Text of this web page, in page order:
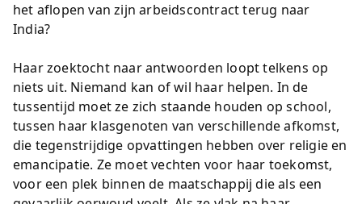
het aflopen van zijn arbeidscontract terug naar
India?
Haar zoektocht naar antwoorden loopt telkens op
niets uit. Niemand kan of wil haar helpen. In de
tussentijd moet ze zich staande houden op school,
tussen haar klasgenoten van verschillende afkomst,
die tegenstrijdige opvattingen hebben over religie en
emancipatie. Ze moet vechten voor haar toekomst,
voor een plek binnen de maatschappij die als een